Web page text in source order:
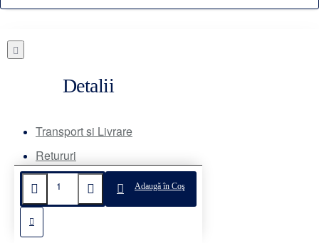
Adaugă în Coş
Detalii
Transport si Livrare
Retururi
Modalitati de plata
Aboneaza-te la Newsletter